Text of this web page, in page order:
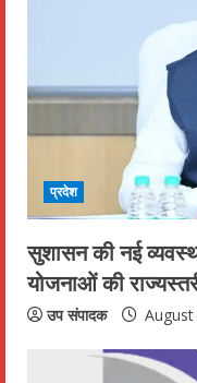
a
d
n
g
प्रदेश
सुशासन की नई
योजनाओं की
उप संपादक